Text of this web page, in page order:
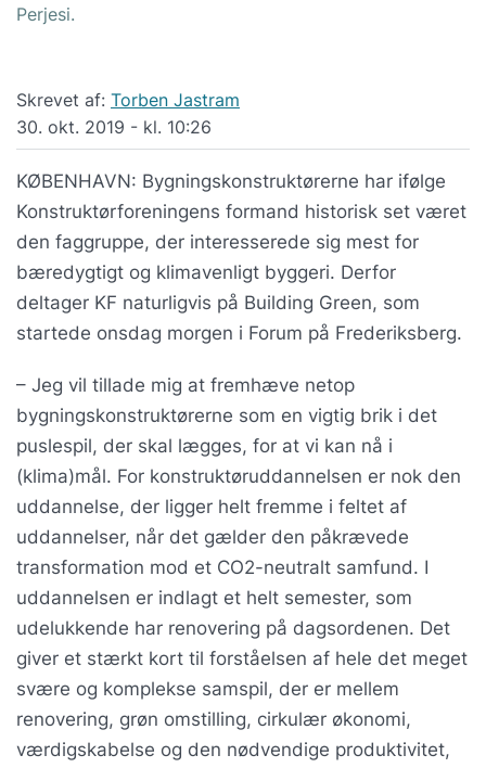
Perjesi.
Skrevet af: Torben Jastram
30. okt. 2019 - kl. 10:26
KØBENHAVN: Bygningskonstruktørerne har ifølge
Konstruktørforeningens formand historisk set været
den faggruppe, der interesserede sig mest for
bæredygtigt og klimavenligt byggeri. Derfor
deltager KF naturligvis på Building Green, som
startede onsdag morgen i Forum på Frederiksberg.
– Jeg vil tillade mig at fremhæve netop
bygningskonstruktørerne som en vigtig brik i det
puslespil, der skal lægges, for at vi kan nå i
(klima)mål. For konstruktøruddannelsen er nok den
uddannelse, der ligger helt fremme i feltet af
uddannelser, når det gælder den påkrævede
transformation mod et CO2-neutralt samfund. I
uddannelsen er indlagt et helt semester, som
udelukkende har renovering på dagsordenen. Det
giver et stærkt kort til forståelsen af hele det meget
svære og komplekse samspil, der er mellem
renovering, grøn omstilling, cirkulær økonomi,
værdigskabelse og den nødvendige produktivitet,